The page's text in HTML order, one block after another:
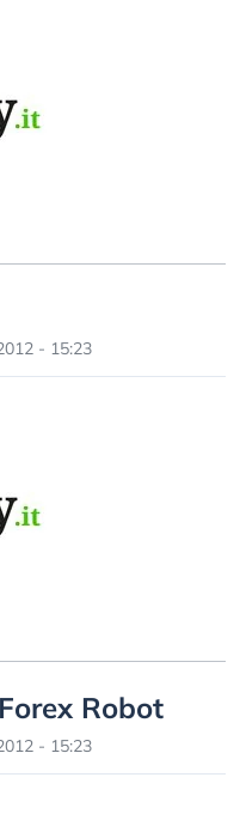
- 15:23
Robot
- 15:23